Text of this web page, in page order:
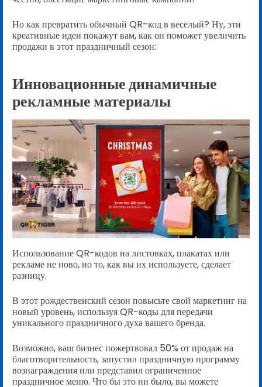
Но как превратить обычный QR-код в веселый? Ну, эти
креативные идеи покажут вам, как он поможет увеличить
продажи в этот праздничный сезон:
Инновационные динамичные
рекламные материалы
Использование QR-кодов на листовках, плакатах или
рекламе не ново, но то, как вы их используете, сделает
разницу.
В этот рождественский сезон повысьте свой маркетинг на
новый уровень, используя QR-коды для передачи
уникального праздничного духа вашего бренда.
Возможно, ваш бизнес пожертвовал 50% от продаж на
благотворительность, запустил праздничную программу
вознаграждения или представил ограниченное
праздничное меню. Что бы это ни было, вы можете